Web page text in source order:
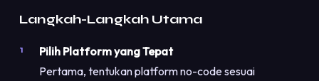
Langkah-Langkah Utama
Pilih Platform yang Tepat
Pertama, tentukan platform no-code sesuai